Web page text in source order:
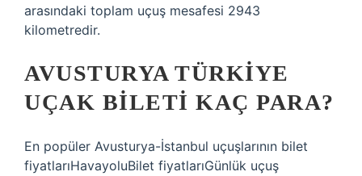
arasındaki toplam uçuş mesafesi 2943
kilometredir.
AVUSTURYA TÜRKIYE
UÇAK BILETI KAÇ PARA?
En popüler Avusturya-İstanbul uçuşlarının bilet
fiyatlarıHavayoluBilet fiyatlarıGünlük uçuş